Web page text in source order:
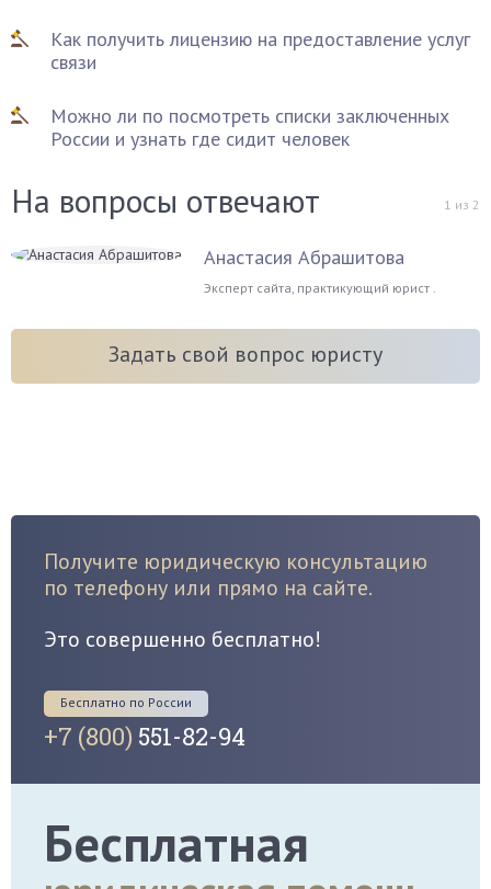
Как получить лицензию на предоставление услуг
связи
Можно ли по посмотреть списки заключенных
России и узнать где сидит человек
На вопросы отвечают 1 из 2
Анастасия Абрашитова
Эксперт сайта, практикующий юрист .
Задать свой вопрос юристу
Получите юридическую консультацию
по телефону или прямо на сайте.
Это совершенно бесплатно!
Бесплатно по России
+7 (800) 551-82-94
Бесплатная